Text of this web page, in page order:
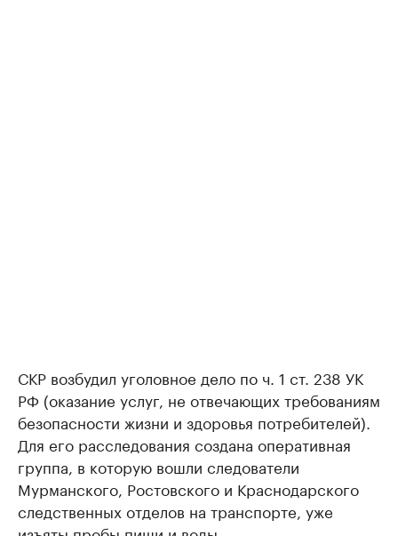
СКР возбудил уголовное дело по ч. 1 ст. 238 УК
РФ (оказание услуг, не отвечающих требованиям
безопасности жизни и здоровья потребителей).
Для его расследования создана оперативная
группа, в которую вошли следователи
Мурманского, Ростовского и Краснодарского
следственных отделов на транспорте, уже